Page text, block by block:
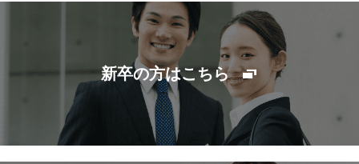
新卒の方はこちら